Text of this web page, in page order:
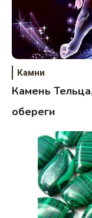
Камни
Камень
обереги